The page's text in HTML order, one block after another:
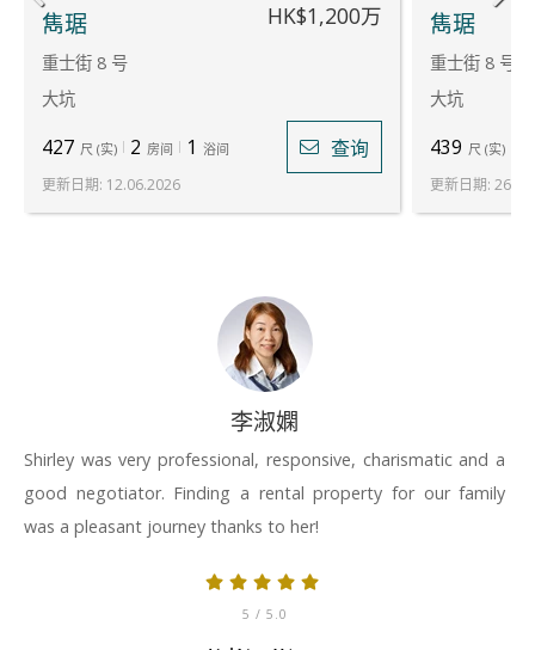
雋琚
重士街 8 号
大坑
HK$1,200万
427 尺 (实) 2 房间 1 浴间 查询
更新日期: 12.06.2026
雋琚
重士街 8 号
大坑
439 尺 (实)
更新日期:
李淑嫻
Shirley was very professional, responsive, charismatic and a
good negotiator. Finding a rental property for our family
was a pleasant journey thanks to her!
5 / 5.0